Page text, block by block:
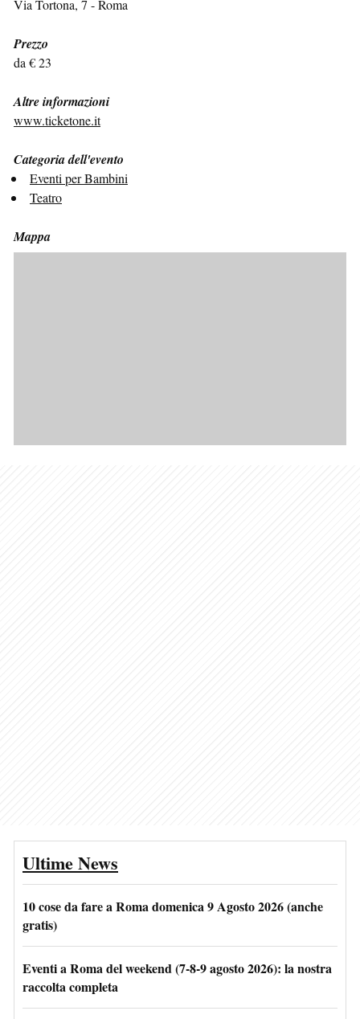
Via Tortona, 7 - Roma
Prezzo
da € 23
Altre informazioni
www.ticketone.it
Categoria dell'evento
Eventi per Bambini
Teatro
Mappa
Ultime News
10 cose da fare a Roma domenica 9 Agosto 2026 (anche
gratis)
Eventi a Roma del weekend (7-8-9 agosto 2026): la nostra
raccolta completa